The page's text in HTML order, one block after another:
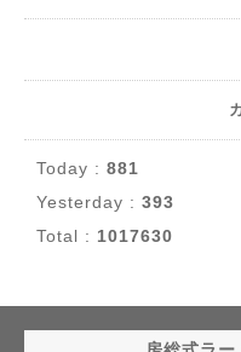
Today : 881
Yesterday : 393
Total : 1017630